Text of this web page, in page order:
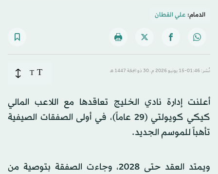
الدمام: علي القطان
نُشر: 01:46-15 يونيو 2026 م ـ 30 ذو الحِجّة 1447 هـ T
T
أعلنت إدارة نادي الخليج تعاقدها مع اللاعب المالي
كيكي كويولتي (29 عاماً)، في أولى الصفقات الصيفية
تأهباً للموسم الجديد.
ويمتد العقد حتى 2028، وجاءت الصفقة بتوصية من